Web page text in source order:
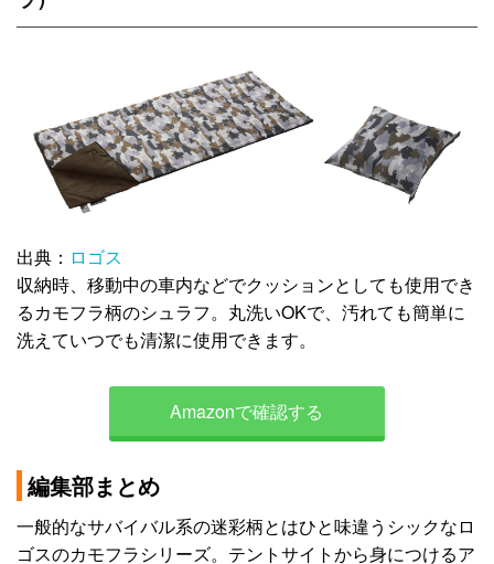
出典： ロゴス
収納時、移動中の車内などでクッションとしても使用でき
るカモフラ柄のシュラフ。丸洗いOKで、汚れても簡単に
洗えていつでも清潔に使用できます。
Amazonで確認する
編集部まとめ
一般的なサバイバル系の迷彩柄とはひと味違うシックなロ
ゴスのカモフラシリーズ。テントサイトから身につけるア